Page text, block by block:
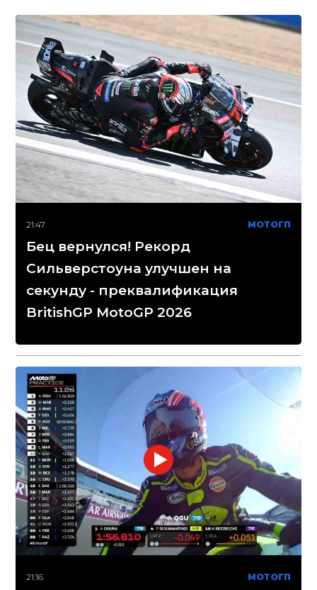
21:47 МОТОГП
Бец вернулся! Рекорд
Сильверстоуна улучшен на
секунду - преквалификация
BritishGP MotoGP 2026
21:16 МОТОГП